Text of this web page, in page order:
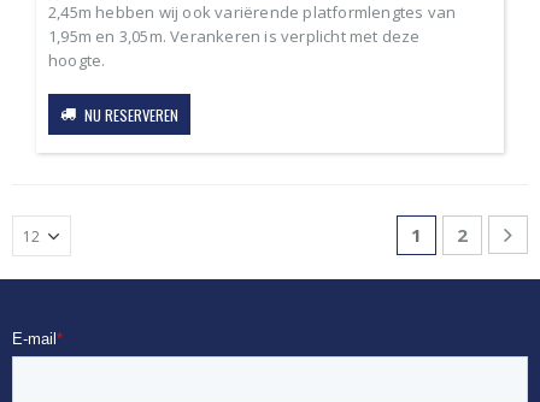
2,45m hebben wij ook variërende platformlengtes van
1,95m en 3,05m. Verankeren is verplicht met deze
hoogte.
NU RESERVEREN
1 2